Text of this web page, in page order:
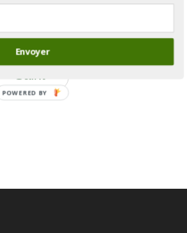
GR®670 :
de Urbain
V, de
Flour à
Envoyer
POWERED BY